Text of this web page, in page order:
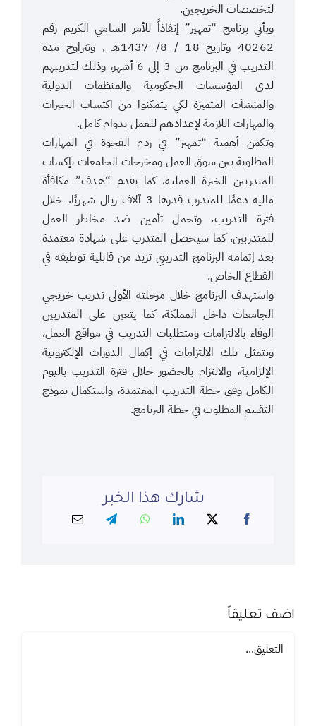
لتخصصات الخريجين.
ويأتي برنامج “تمهير” إنفاذاً للأمر السامي الكريم رقم
40262 وتاريخ 18 / 8/ 1437هـ , وتتراوح مدة
التدريب في البرنامج من 3 إلى 6 أشهر، وذلك لتدريبهم
لدى المؤسسات الحكومية والمنظمات الدولية
والمنشآت المتميزة لكي يتمكنوا من اكتساب الخبرات
والمهارات اللازمة لإعدادهم للعمل بدوام كامل.
وتكمن أهمية “تمهير” في ردم الفجوة في المهارات
المطلوبة بين سوق العمل ومخرجات الجامعات بإكساب
المتدربين الخبرة العملية، كما يقدم “هدف” مكافأة
مالية دعمًا للمتدرب قدرها 3 آلاف ريال شهريًا، خلال
فترة التدريب، وتحمل تأمين ضد مخاطر العمل
للمتدربين، كما سيحصل المتدرب على شهادة معتمدة
بعد إتمامه البرنامج التدريبي تزيد من قابلية توظيفه في
القطاع الخاص.
واستهدف البرنامج خلال مرحلته الأولى تدريب خريجي
الجامعات داخل المملكة، كما يتعين على المتدربين
الوفاء بالالتزامات ومتطلبات التدريب في مواقع العمل،
وتتمثل تلك الالتزامات في إكمال الدورات الإلكترونية
الإلزامية، والالتزام بالحضور خلال فترة التدريب باليوم
الكامل وفق خطة التدريب المعتمدة، واستكمال نموذج
التقييم المطلوب في خطة البرنامج.
شارك هذا الخبر
اضف تعليقاً
تعليق